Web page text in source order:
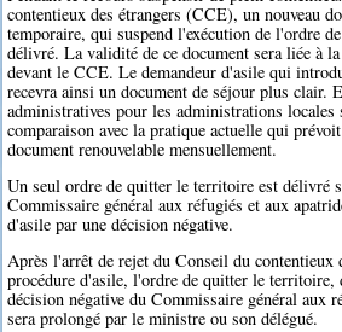
contentieux des étrangers (CCE), un nouveau
temporaire, qui suspend l'exécution de l'ordre
délivré. La validité de ce document sera liée à
devant le CCE. Le demandeur d'asile qui
recevra ainsi un document de séjour plus clair.
administratives pour les administrations locales
comparaison avec la pratique actuelle qui
document renouvelable mensuellement.
Un seul ordre de quitter le territoire est délivré
Commissaire général aux réfugiés et aux
d'asile par une décision négative.
Après l'arrêt de rejet du Conseil du contentieux
procédure d'asile, l'ordre de quitter le territoire,
décision négative du Commissaire général aux
sera prolongé par le ministre ou son délégué.